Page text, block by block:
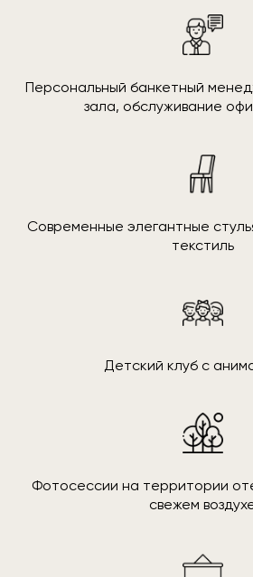
Персональный банкетный
зала, обслуживание
Современные элегантные
текстиль
Детский клуб с
Фотосессии на территории
свежем